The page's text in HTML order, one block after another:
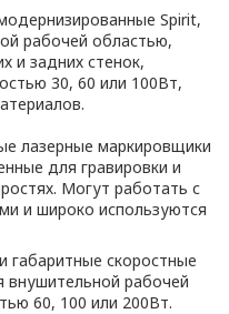
Spirit,
рабочей областью,
и задних стенок,
30, 60 или 100Вт,
лазерные маркировщики
для гравировки и
Могут работать с
и широко используются
скоростные
внушительной рабочей
60, 100 или 200Вт.